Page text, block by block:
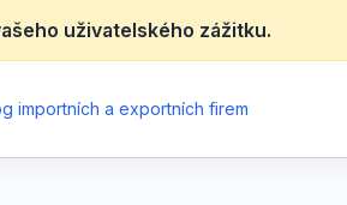
uživatelského zážitku.
importních a exportních firem